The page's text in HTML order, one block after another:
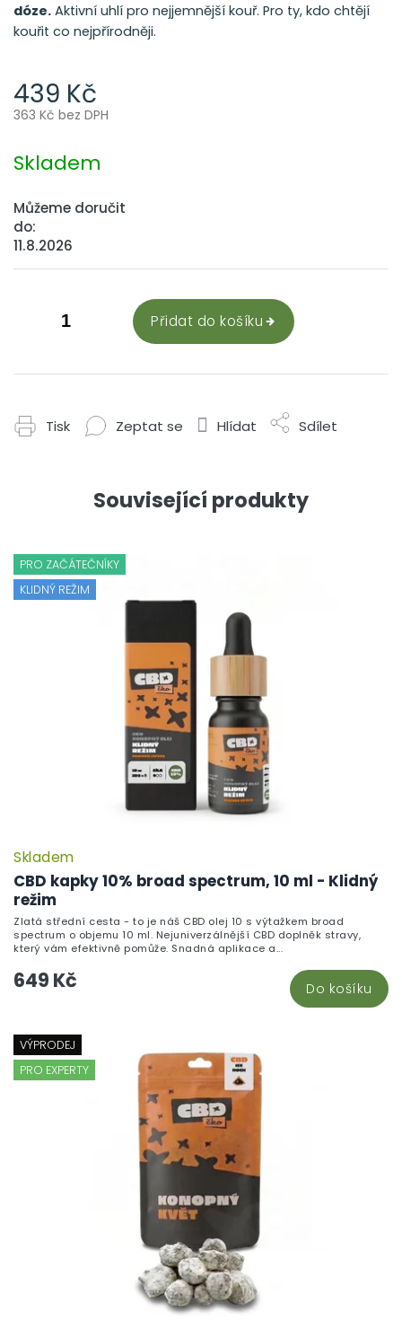
439 Kč
363 Kč bez DPH
cena:
Skladem
Můžeme doručit
do:
11.8.2026
Přidat do košíku
dóze. Aktivní uhlí pro nejjemnější kouř. Pro ty, kdo chtějí
kouřit co nejpřírodněji.
Tisk Zeptat se Hlídat Sdílet
Související produkty
PRO ZAČÁTEČNÍKY
KLIDNÝ REŽIM
CBD kapky 10% broad spectrum, 10 ml - Klidný
režim
Skladem
649 Kč Do košíku
Zlatá střední cesta - to je náš CBD olej 10 s výtažkem broad
spectrum o objemu 10 ml. Nejuniverzálnější CBD doplněk stravy,
který vám efektivně pomůže. Snadná aplikace a...
VÝPRODEJ
PRO EXPERTY